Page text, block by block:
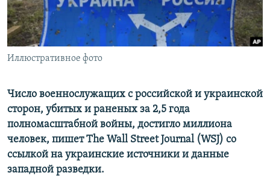
Иллюстративное фото
Число военнослужащих с российской и украинской
сторон, убитых и раненых за 2,5 года
полномасштабной войны, достигло миллиона
человек, пишет The Wall Street Journal (WSJ) со
ссылкой на украинские источники и данные
западной разведки.